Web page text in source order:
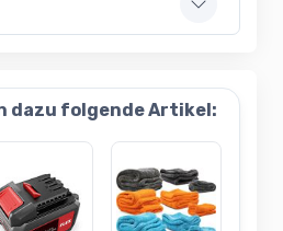
dazu folgende Artikel: